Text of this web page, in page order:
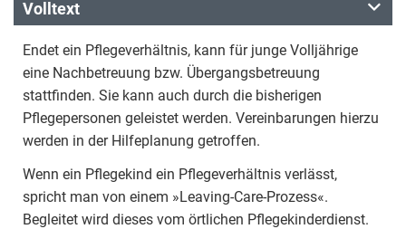
Volltext
Endet ein Pflegeverhältnis, kann für junge Volljährige
eine Nachbetreuung bzw. Übergangsbetreuung
stattfinden. Sie kann auch durch die bisherigen
Pflegepersonen geleistet werden. Vereinbarungen hierzu
werden in der Hilfeplanung getroffen.
Wenn ein Pflegekind ein Pflegeverhältnis verlässt,
spricht man von einem »Leaving-Care-Prozess«.
Begleitet wird dieses vom örtlichen Pflegekinderdienst.